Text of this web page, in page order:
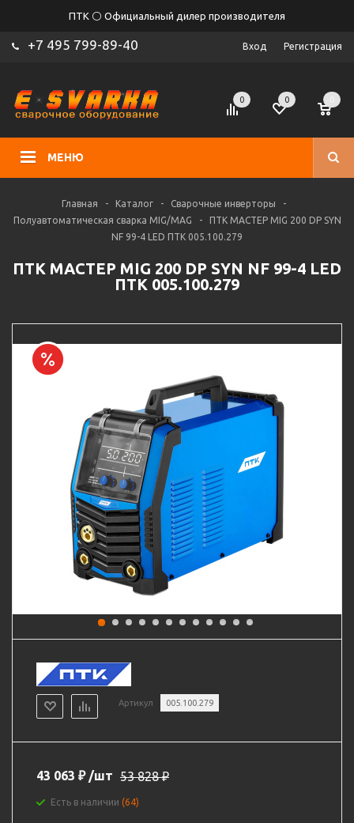
ПТК ⚪ Официальный дилер производителя
+7 495 799-89-40 Вход Регистрация
МЕНЮ
0 0
Главная - Каталог - Сварочные инверторы
-
Полуавтоматическая сварка MIG/MAG
-
ПТК МАСТЕР MIG 200 DP SYN
NF 99-4 LED ПТК 005.100.279
ПТК МАСТЕР MIG 200 DP SYN NF 99-4 LED
ПТК 005.100.279
Артикул 005.100.279
43 063 ₽ /шт 53 828₽
Есть в наличии (64)